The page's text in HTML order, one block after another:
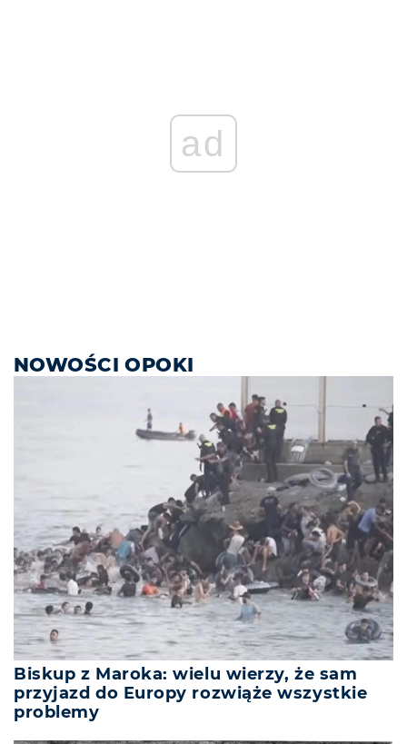
ad
NOWOŚCI OPOKI
Biskup z Maroka: wielu wierzy, że sam
przyjazd do Europy rozwiąże wszystkie
problemy